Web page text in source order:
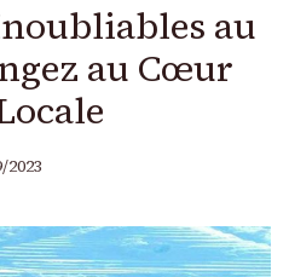
au
au Cœur
2023